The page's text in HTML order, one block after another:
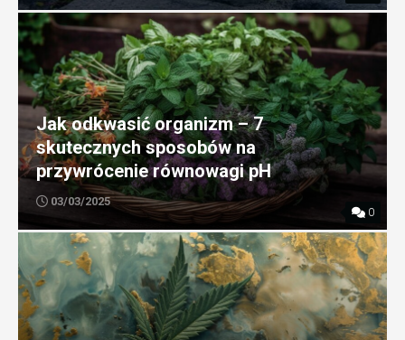
Jak odkwasić organizm – 7
skutecznych sposobów na
przywrócenie równowagi pH
03/03/2025
0